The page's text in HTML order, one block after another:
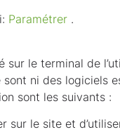
Paramétrer .
le terminal de
ni des logiciels
sont les suivants :
le site et